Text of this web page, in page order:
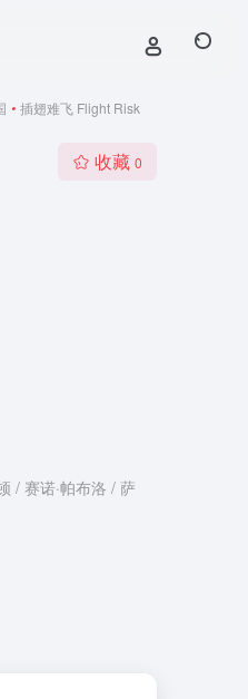
• 插翅难飞 Flight Risk
收藏 0
/ 赛诺·帕布洛 / 萨